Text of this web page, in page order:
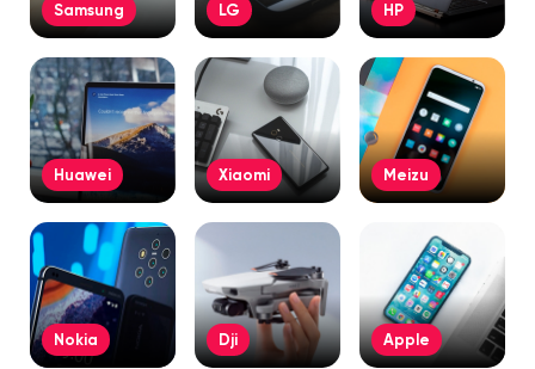
Samsung LG HP
Huawei Xiaomi Meizu
Nokia Dji Apple